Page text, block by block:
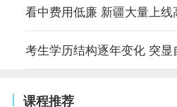
看中费用低廉 新疆大量上
考生学历结构逐年变化 突
课程推荐